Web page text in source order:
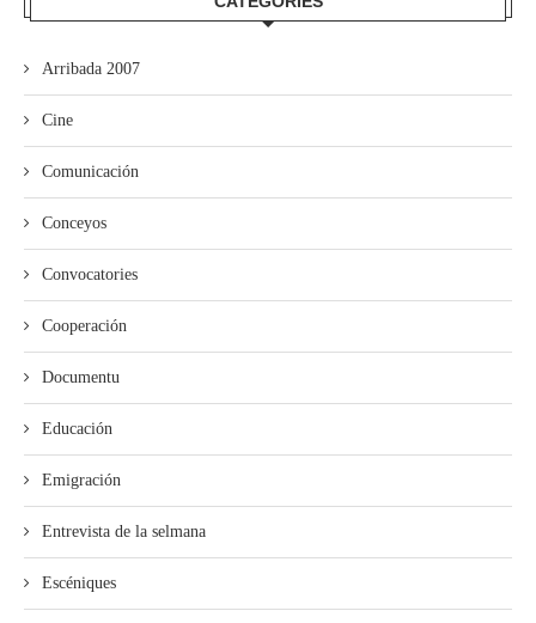
Arribada 2007
Cine
Comunicación
Conceyos
Convocatories
Cooperación
Documentu
Educación
Emigración
Entrevista de la selmana
Escéniques